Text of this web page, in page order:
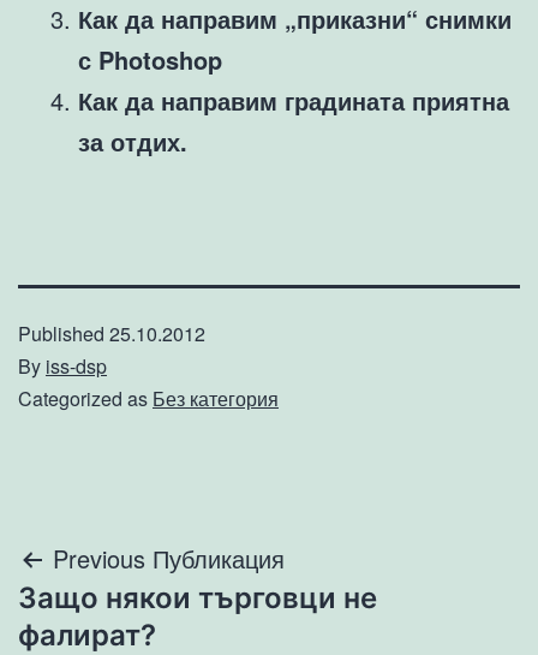
Как да направим „приказни“ снимки
с Photoshop
Как да направим градината приятна
за отдих.
Published 25.10.2012
By iss-dsp
Categorized as Без категория
Навигация
Previous Публикация
Защо някои търговци не
фалират?